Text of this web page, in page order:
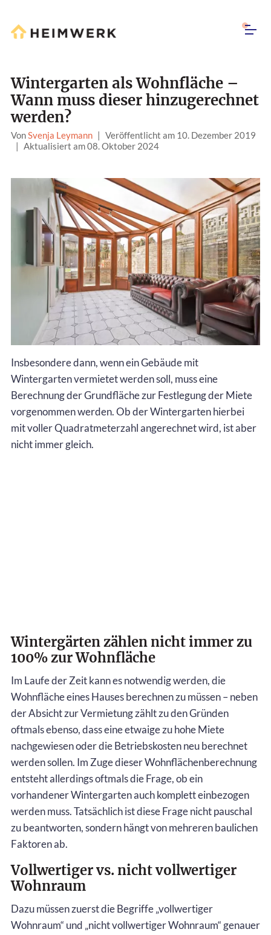
Wintergarten als Wohnfläche –
Wann muss dieser hinzugerechnet
werden?
VonSvenja Leymann | Veröffentlicht am 10. Dezember 2019
| Aktualisiert am 08. Oktober 2024
Insbesondere dann, wenn ein Gebäude mit
Wintergarten vermietet werden soll, muss eine
Berechnung der Grundfläche zur Festlegung der Miete
vorgenommen werden. Ob der Wintergarten hierbei
mit voller Quadratmeterzahl angerechnet wird, ist aber
nicht immer gleich.
Wintergärten zählen nicht immer zu
100% zur Wohnfläche
Im Laufe der Zeit kann es notwendig werden, die
Wohnfläche eines Hauses berechnen zu müssen – neben
der Absicht zur Vermietung zählt zu den Gründen
oftmals ebenso, dass eine etwaige zu hohe Miete
nachgewiesen oder die Betriebskosten neu berechnet
werden sollen. Im Zuge dieser Wohnflächenberechnung
entsteht allerdings oftmals die Frage, ob ein
vorhandener Wintergarten auch komplett einbezogen
werden muss. Tatsächlich ist diese Frage nicht pauschal
zu beantworten, sondern hängt von mehreren baulichen
Faktoren ab.
Vollwertiger vs. nicht vollwertiger
Wohnraum
Dazu müssen zuerst die Begriffe „vollwertiger
Wohnraum“ und „nicht vollwertiger Wohnraum“ genauer